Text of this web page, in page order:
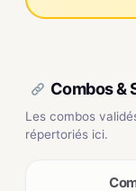
Combos &
Les combos
répertoriés ici.